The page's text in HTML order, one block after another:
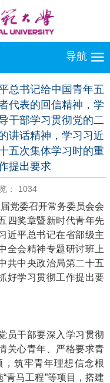
导航
总书记给中国青年五
代表的回信精神，学
干部学习贯彻党的二
讲话精神，学习习近
五次集体学习时的重
提出要求
： 1034
党委召开常务委员会会
四奖章暨新时代青年先
近平总书记在省部级主
全会精神专题研讨班上
共中央政治局第二十五
好学习贯彻工作提出要
员干部要深入学习贯彻
关心青年、严格要求青
筑牢青年理想信念根
青马工程”等项目，搭建